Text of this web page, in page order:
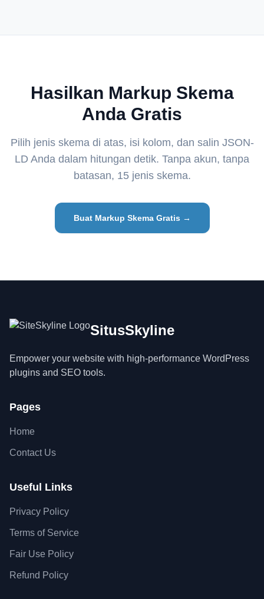
Hasilkan Markup Skema
Anda Gratis
Pilih jenis skema di atas, isi kolom, dan salin JSON-
LD Anda dalam hitungan detik. Tanpa akun, tanpa
batasan, 15 jenis skema.
Buat Markup Skema Gratis →
SitusSkyline
Empower your website with high-performance WordPress
plugins and SEO tools.
Pages
Home
Contact Us
Useful Links
Privacy Policy
Terms of Service
Fair Use Policy
Refund Policy